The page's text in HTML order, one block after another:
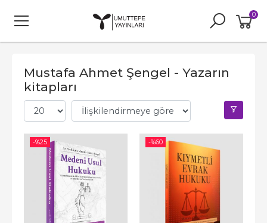
0
Mustafa Ahmet Şengel - Yazarın
kitapları
-%25 -%60